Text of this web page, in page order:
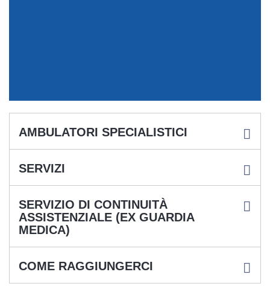
AMBULATORI SPECIALISTICI
SERVIZI
SERVIZIO DI CONTINUITÀ
ASSISTENZIALE (EX GUARDIA
MEDICA)
COME RAGGIUNGERCI